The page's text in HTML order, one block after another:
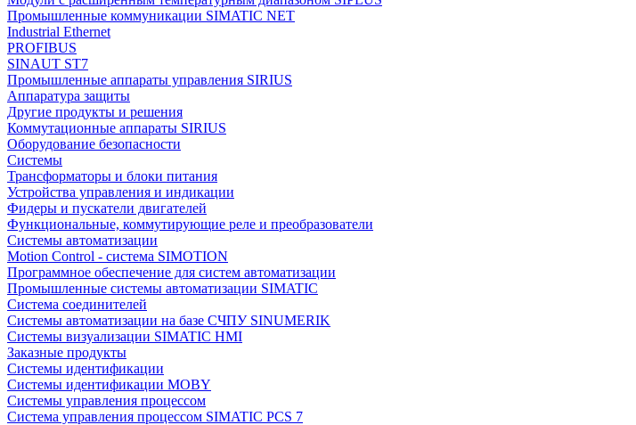
Промышленные коммуникации SIMATIC NET
Industrial Ethernet
PROFIBUS
SINAUT ST7
Промышленные аппараты управления SIRIUS
Аппаратура защиты
Другие продукты и решения
Коммутационные аппараты SIRIUS
Оборудование безопасности
Системы
Трансформаторы и блоки питания
Устройства управления и индикации
Фидеры и пускатели двигателей
Функциональные, коммутирующие реле и преобразователи
Системы автоматизации
Motion Control - система SIMOTION
Программное обеспечение для систем автоматизации
Промышленные системы автоматизации SIMATIC
Система соединителей
Системы автоматизации на базе СЧПУ SINUMERIK
Системы визуализации SIMATIC HMI
Заказные продукты
Системы идентификации
Системы идентификации MOBY
Системы управления процессом
Система управления процессом SIMATIC PCS 7